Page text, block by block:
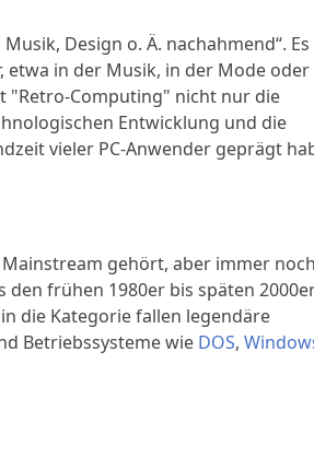
Design o. Ä. nachahmend“. Es
etwa in der Musik, in der Mode oder
"Retro-Computing" nicht nur die
Entwicklung und die
vieler PC-Anwender geprägt
gehört, aber immer noch
frühen 1980er bis späten
die Kategorie fallen legendäre
Betriebssysteme wie DOS,